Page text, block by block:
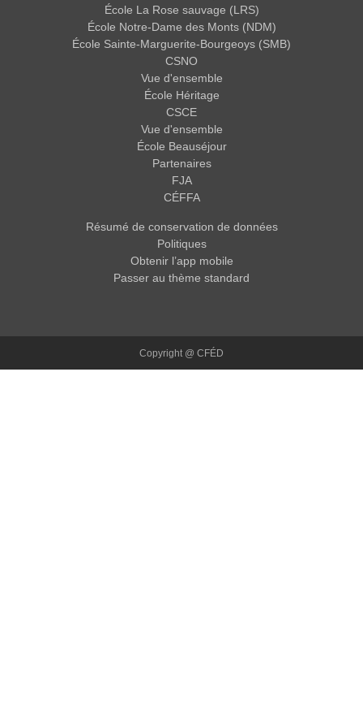
École La Rose sauvage (LRS)
École Notre-Dame des Monts (NDM)
École Sainte-Marguerite-Bourgeoys (SMB)
CSNO
Vue d'ensemble
École Héritage
CSCE
Vue d'ensemble
École Beauséjour
Partenaires
FJA
CÉFFA
Résumé de conservation de données
Politiques
Obtenir l’app mobile
Passer au thème standard
Copyright @ CFÉD